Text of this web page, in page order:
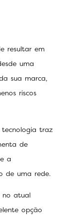
resultar em
uma
sua marca,
riscos
traz
de
a
de uma rede.
no atual
opção